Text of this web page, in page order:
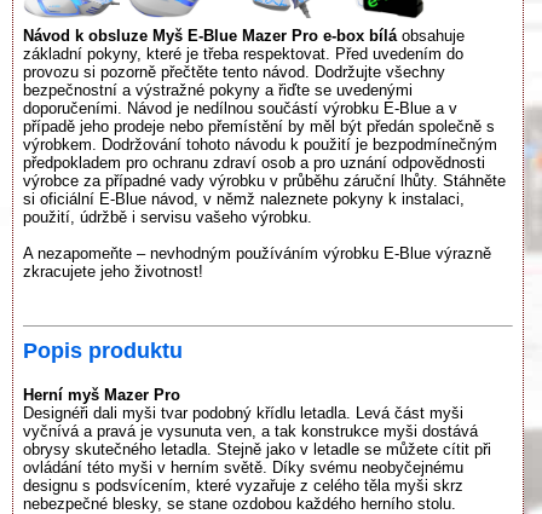
Návod k obsluze Myš E-Blue Mazer Pro e-box bíláobsahuje
základní pokyny, které je třeba respektovat. Před uvedením do
provozu si pozorně přečtěte tento návod. Dodržujte všechny
bezpečnostní a výstražné pokyny a řiďte se uvedenými
doporučeními. Návod je nedílnou součástí výrobku E-Blue a v
případě jeho prodeje nebo přemístění by měl být předán společně s
výrobkem. Dodržování tohoto návodu k použití je bezpodmínečným
předpokladem pro ochranu zdraví osob a pro uznání odpovědnosti
výrobce za případné vady výrobku v průběhu záruční lhůty. Stáhněte
si oficiální E-Blue návod, v němž naleznete pokyny k instalaci,
použití, údržbě i servisu vašeho výrobku.
A nezapomeňte – nevhodným používáním výrobku E-Blue výrazně
zkracujete jeho životnost!
Popis produktu
Herní myš Mazer Pro
Designéři dali myši tvar podobný křídlu letadla. Levá část myši
vyčnívá a pravá je vysunuta ven, a tak konstrukce myši dostává
obrysy skutečného letadla. Stejně jako v letadle se můžete cítit při
ovládání této myši v herním světě. Díky svému neobyčejnému
designu s podsvícením, které vyzařuje z celého těla myši skrz
nebezpečné blesky, se stane ozdobou každého herního stolu.